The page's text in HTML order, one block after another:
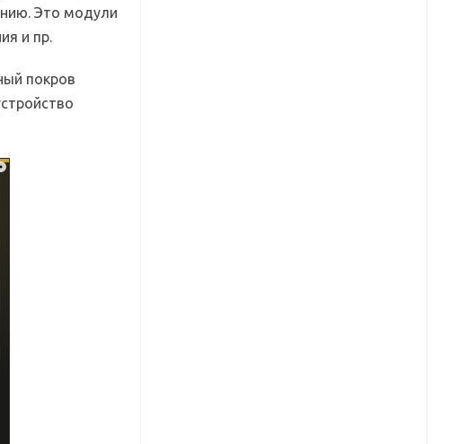
Это модули
и пр.
покров